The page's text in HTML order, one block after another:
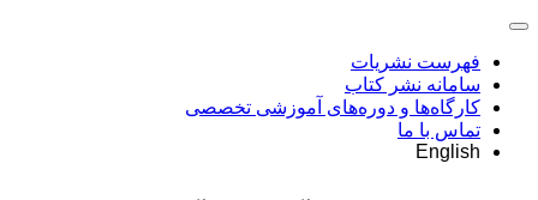
فهرست نشریات
سامانه نشر کتاب
کارگاه‌ها و دوره‌های آموزشی تخصصی
تماس با ما
English